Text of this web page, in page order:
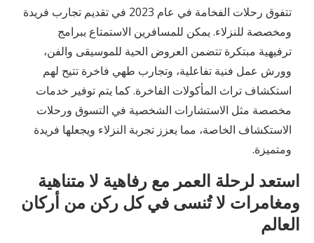
تتفوق رحلات الفخامة في عام 2023 في تقديم تجارب فريدة
ومخصصة للنزلاء. يمكن للمسافرين الاستمتاع ببرامج
ترفيهية مبتكرة تتضمن العروض الحية للموسيقى والفن،
وورش عمل فنية تفاعلية، وتجارب طهي فاخرة تتيح لهم
استكشاف تراث المأكولات الفاخرة. كما يتم توفير خدمات
مخصصة مثل الاستشارات الشخصية في التسوق ورحلات
الاستكشاف الخاصة، مما يعزز تجربة النزلاء ويجعلها فريدة
ومتميزة.
استعد لرحلة العمر مع رفاهية لا متناهية
ومغامرات لا تُنسى في كل ركن من أركان
العالم